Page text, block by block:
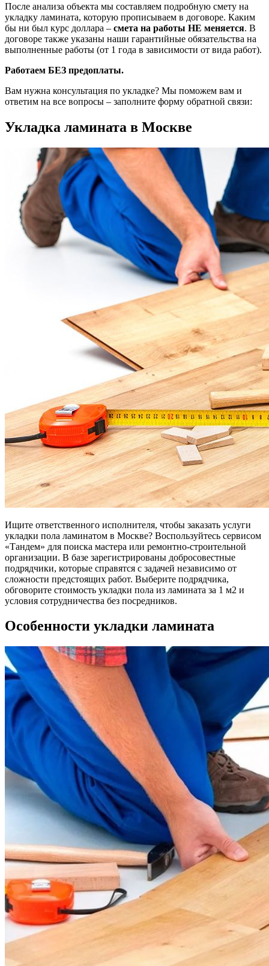
После анализа объекта мы составляем подробную смету на
укладку ламината, которую прописываем в договоре. Каким
бы ни был курс доллара – смета на работы НЕ меняется. В
договоре также указаны наши гарантийные обязательства на
выполненные работы (от 1 года в зависимости от вида работ).
Работаем БЕЗ предоплаты.
Вам нужна консультация по укладке? Мы поможем вам и
ответим на все вопросы – заполните форму обратной связи:
Укладка ламината в Москве
Ищите ответственного исполнителя, чтобы заказать услуги
укладки пола ламинатом в Москве? Воспользуйтесь сервисом
«Тандем» для поиска мастера или ремонтно-строительной
организации. В базе зарегистрированы добросовестные
подрядчики, которые справятся с задачей независимо от
сложности предстоящих работ. Выберите подрядчика,
обговорите стоимость укладки пола из ламината за 1 м2 и
условия сотрудничества без посредников.
Особенности укладки ламината